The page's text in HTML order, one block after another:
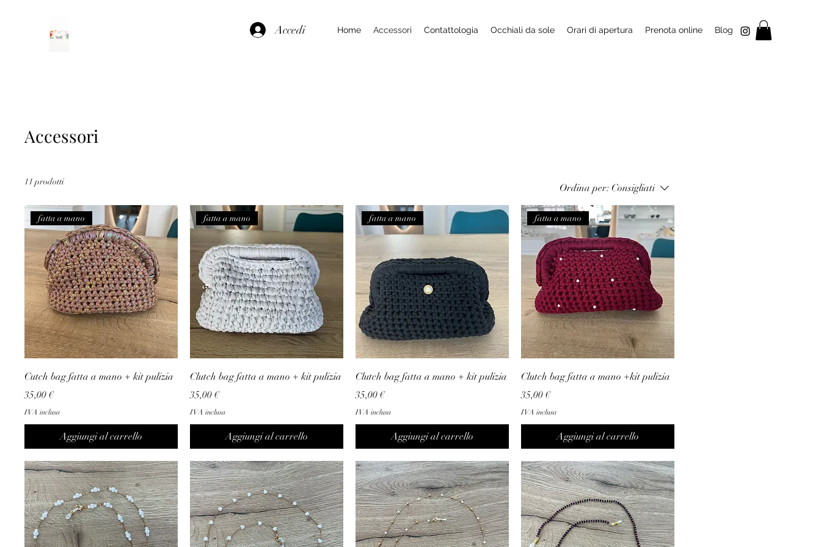
Home Accessori Contattologia Occhiali da sole Orari di apertura Prenota online Blog
Accedi
Accessori
11 prodotti
Ordina per: Consigliati
fatta a mano
Cutch bag fatta a mano + kit pulizia
Prezzo
35,00 €
IVA inclusa
Aggiungi al carrello
fatta a mano
Clutch bag fatta a mano + kit pulizia
Prezzo
35,00 €
IVA inclusa
Aggiungi al carrello
fatta a mano
Clutch bag fatta a mano + kit pulizia
Prezzo
35,00 €
IVA inclusa
Aggiungi al carrello
fatta a mano
Clutch bag fatta a mano +kit pulizia
Prezzo
35,00 €
IVA inclusa
Aggiungi al carrello